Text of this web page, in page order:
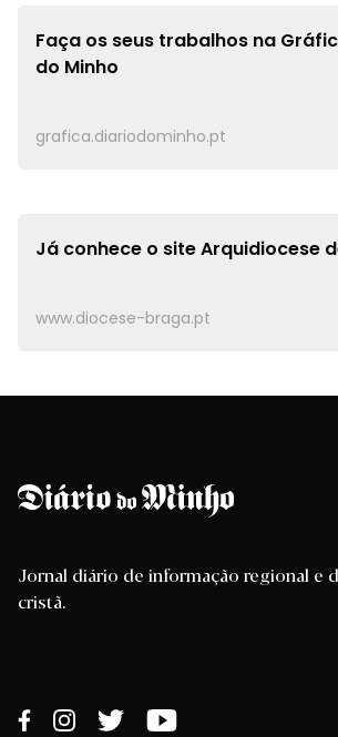
Faça os seus trabalhos na
do Minho
grafica.diariodominho.pt
Já conhece o siteArquidiocese
www.diocese-braga.pt
Jornal diário de informação regional e
cristã.